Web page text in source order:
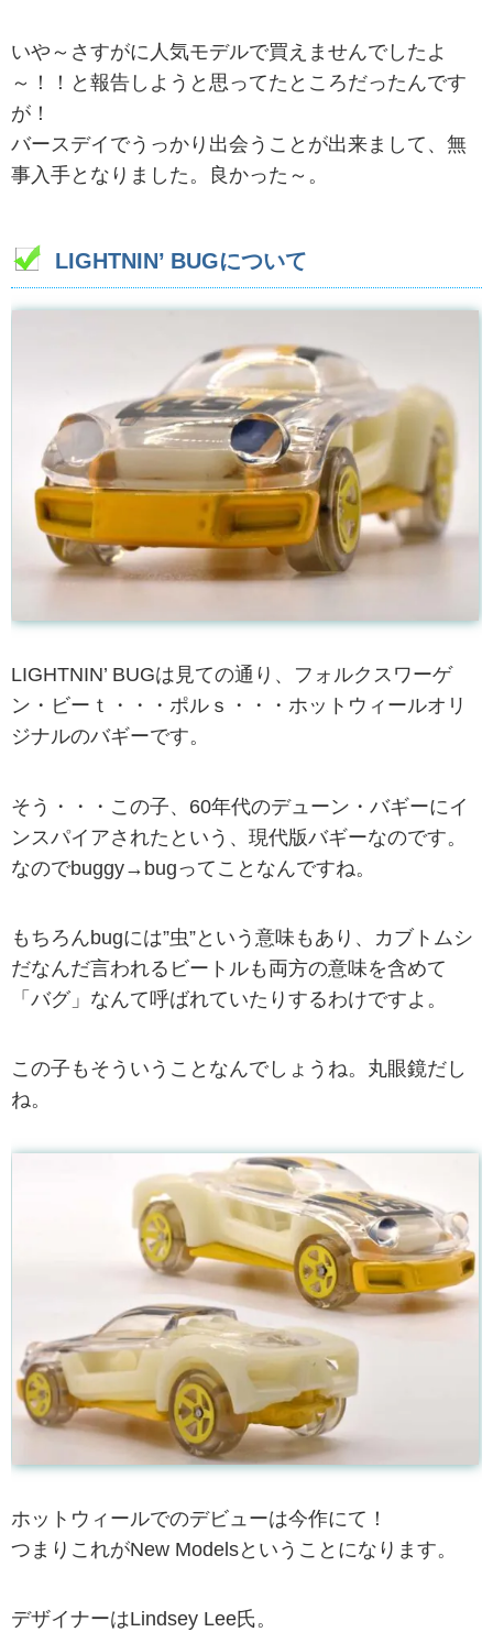
いや～さすがに人気モデルで買えませんでしたよ
～！！と報告しようと思ってたところだったんです
が！
バースデイでうっかり出会うことが出来まして、無
事入手となりました。良かった～。
LIGHTNIN’ BUGについて
LIGHTNIN’ BUGは見ての通り、フォルクスワーゲ
ン・ビーｔ・・・ポルｓ・・・ホットウィールオリ
ジナルのバギーです。
そう・・・この子、60年代のデューン・バギーにイ
ンスパイアされたという、現代版バギーなのです。
なのでbuggy→bugってことなんですね。
もちろんbugには”虫”という意味もあり、カブトムシ
だなんだ言われるビートルも両方の意味を含めて
「バグ」なんて呼ばれていたりするわけですよ。
この子もそういうことなんでしょうね。丸眼鏡だし
ね。
ホットウィールでのデビューは今作にて！
つまりこれがNew Modelsということになります。
デザイナーはLindsey Lee氏。